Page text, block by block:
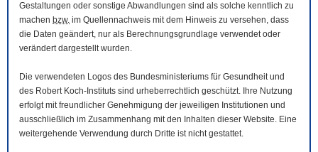
Gestaltungen oder sonstige Abwandlungen sind als solche kenntlich zu
machen bzw. im Quellennachweis mit dem Hinweis zu versehen, dass
die Daten geändert, nur als Berechnungsgrundlage verwendet oder
verändert dargestellt wurden.
Die verwendeten Logos des Bundesministeriums für Gesundheit und
des Robert Koch-Instituts sind urheberrechtlich geschützt. Ihre Nutzung
erfolgt mit freundlicher Genehmigung der jeweiligen Institutionen und
ausschließlich im Zusammenhang mit den Inhalten dieser Website. Eine
weitergehende Verwendung durch Dritte ist nicht gestattet.